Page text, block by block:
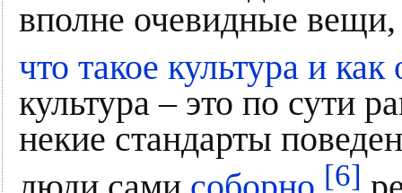
вполне очевидные вещи,
что такое культура и
культура – это по сути
некие стандарты
[6]